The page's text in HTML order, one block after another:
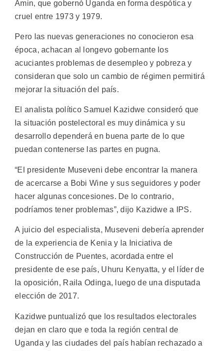
Amin, que gobernó Uganda en forma despótica y
cruel entre 1973 y 1979.
Pero las nuevas generaciones no conocieron esa
época, achacan al longevo gobernante los
acuciantes problemas de desempleo y pobreza y
consideran que solo un cambio de régimen permitirá
mejorar la situación del país.
El analista político Samuel Kazidwe consideró que
la situación postelectoral es muy dinámica y su
desarrollo dependerá en buena parte de lo que
puedan contenerse las partes en pugna.
“El presidente Museveni debe encontrar la manera
de acercarse a Bobi Wine y sus seguidores y poder
hacer algunas concesiones. De lo contrario,
podríamos tener problemas”, dijo Kazidwe a IPS.
A juicio del especialista, Museveni debería aprender
de la experiencia de Kenia y la Iniciativa de
Construcción de Puentes, acordada entre el
presidente de ese país, Uhuru Kenyatta, y el líder de
la oposición, Raila Odinga, luego de una disputada
elección de 2017.
Kazidwe puntualizó que los resultados electorales
dejan en claro que e toda la región central de
Uganda y las ciudades del país habían rechazado a